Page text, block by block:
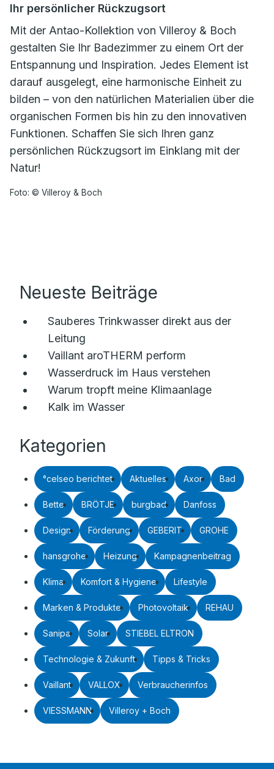
Ihr persönlicher Rückzugsort
Mit der Antao-Kollektion von Villeroy & Boch
gestalten Sie Ihr Badezimmer zu einem Ort der
Entspannung und Inspiration. Jedes Element ist
darauf ausgelegt, eine harmonische Einheit zu
bilden – von den natürlichen Materialien über die
organischen Formen bis hin zu den innovativen
Funktionen. Schaffen Sie sich Ihren ganz
persönlichen Rückzugsort im Einklang mit der
Natur!
Foto: © Villeroy & Boch
Neueste Beiträge
Sauberes Trinkwasser direkt aus der
Leitung
Vaillant aroTHERM perform
Wasserdruck im Haus verstehen
Warum tropft meine Klimaanlage
Kalk im Wasser
Kategorien
°celseo berichtet Aktuelles Axor Bad
Bette BRÖTJE burgbad Danfoss
Design Förderung GEBERIT GROHE
hansgrohe Heizung Kampagnenbeitrag
Klima Komfort & Hygiene Lifestyle
Marken & Produkte Photovoltaik REHAU
Sanipa Solar STIEBEL ELTRON
Technologie & Zukunft Tipps & Tricks
Vaillant VALLOX Verbraucherinfos
VIESSMANN Villeroy + Boch